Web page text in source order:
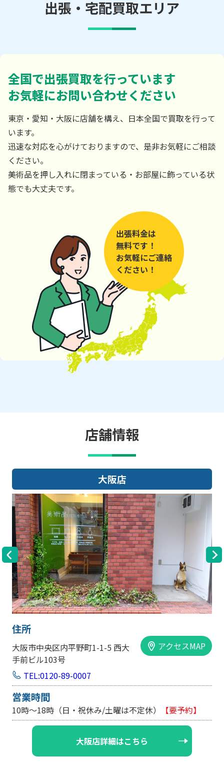
出張・宅配買取エリア
全国で出張買取を行っています
お気軽にお問い合わせください
東京・愛知・大阪に店舗を構え、日本全国で買取を行って
います。
迅速な対応を心がけておりますので、是非お気軽にご相談
ください。
美術品を押し入れに閉まっている・お部屋に飾っている状
態でも大丈夫です。
出張料金は
無料です！
お気軽にご連絡
ください！
店舗情報
大阪店
住所
大阪市中央区内平野町1-1-5 西大
手前ビル103号
アクセスMAP
TEL:0120-89-0007
営業時間
10時～18時（日・祝休み/土曜は不定休） 【要予約】
大阪店詳細はこちら